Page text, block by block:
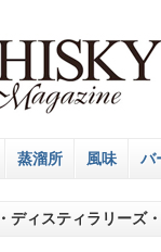
蒸溜所 風味 バ
ディスティラリーズ